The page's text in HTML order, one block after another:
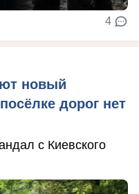
4
новый
дорог нет
с Киевского